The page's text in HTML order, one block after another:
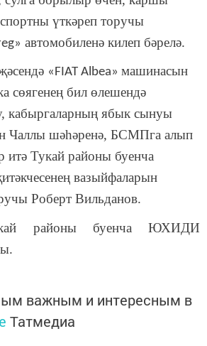
үткәреп торучы
автомобиленә килеп бәрелә.
«FIAT Albea» машинасын
сөягенең бил өлешендә
кабыргаларның ябык сынуы
Чаллы шәһәренә, БСМПга алып
итә Тукай районы буенча
вазыйфаларын
Роберт Вильданов.
районы буенча ЮХИДИ
важным и интересным в
Татмедиа